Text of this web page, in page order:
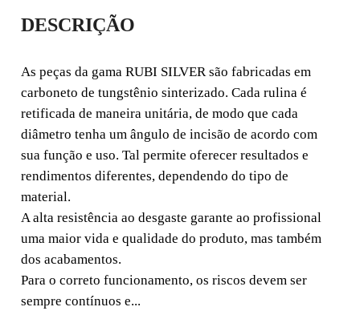
CORTANTE Ø 18
MM. SILVER
As peças da gama RUBI SILVER são fabricadas em
carboneto de tungstênio sinterizado. Cada rulina é
retificada de maneira unitária, de modo que cada
diâmetro tenha um ângulo de incisão de acordo com sua
função e uso. Tal permite oferecer resultados e
rendimentos diferentes, dependendo do tipo de material.
SILVER
DESCRIÇÃO
As peças da gama RUBI SILVER são fabricadas em
carboneto de tungstênio sinterizado. Cada rulina é
retificada de maneira unitária, de modo que cada
diâmetro tenha um ângulo de incisão de acordo com
sua função e uso. Tal permite oferecer resultados e
rendimentos diferentes, dependendo do tipo de
material.
A alta resistência ao desgaste garante ao profissional
uma maior vida e qualidade do produto, mas também
dos acabamentos.
Para o correto funcionamento, os riscos devem ser
sempre contínuos e...